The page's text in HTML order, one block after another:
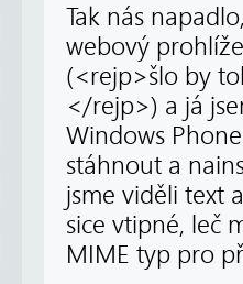
Tak nás
webový
(<rejp>šlo by
</rejp>) a já
Windows
stáhnout a
jsme viděli text
sice vtipné, leč
MIME typ pro